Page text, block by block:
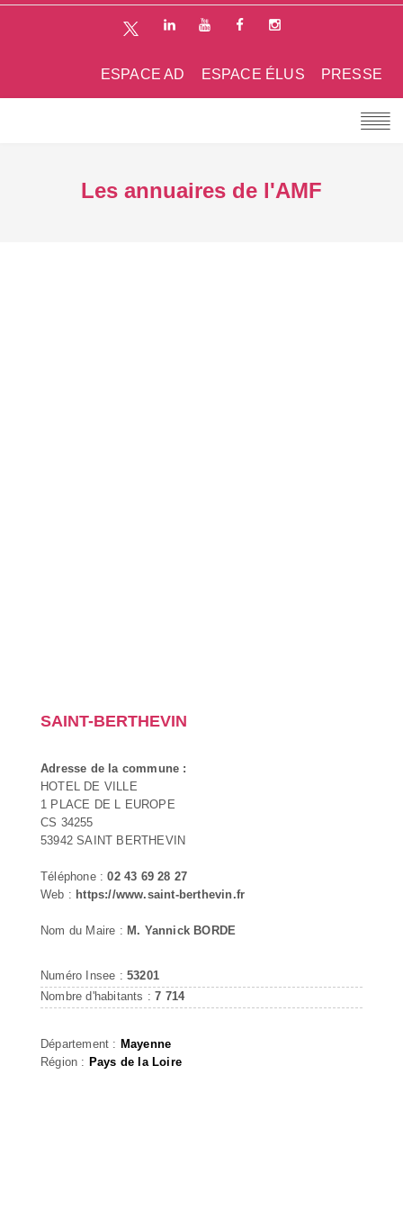
PRESSE
ESPACE ÉLUS
ESPACE AD
Les annuaires de l'AMF
SAINT-BERTHEVIN
Adresse de la commune :
HOTEL DE VILLE
1 PLACE DE L EUROPE
CS 34255
53942 SAINT BERTHEVIN
Téléphone :02 43 69 28 27
Web : https://www.saint-berthevin.fr
Nom du Maire : M. Yannick BORDE
Numéro Insee : 53201
Nombre d'habitants :7 714
Département : Mayenne
Région : Pays de la Loire